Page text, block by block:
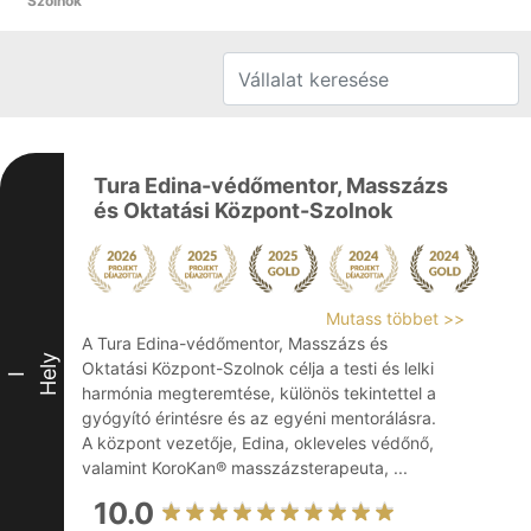
I Hely
Tura Edina-védőmentor, Masszázs
és Oktatási Központ-Szolnok
Mutass többet >>
A Tura Edina-védőmentor, Masszázs és
Oktatási Központ-Szolnok célja a testi és lelki
harmónia megteremtése, különös tekintettel a
gyógyító érintésre és az egyéni mentorálásra.
A központ vezetője, Edina, okleveles védőnő,
valamint KoroKan® masszázsterapeuta, ...
10.0